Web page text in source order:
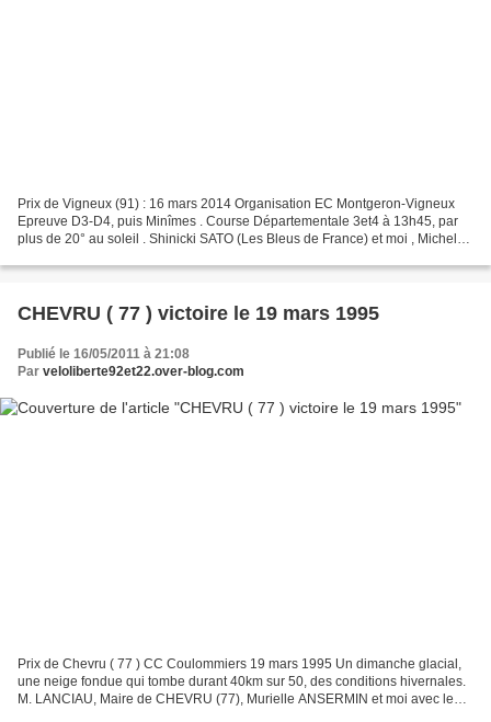
Prix de Vigneux (91) : 16 mars 2014 Organisation EC Montgeron-Vigneux
Epreuve D3-D4, puis Minîmes . Course Départementale 3et4 à 13h45, par
plus de 20° au soleil . Shinicki SATO (Les Bleus de France) et moi , Michel
CHEVRU ( 77 ) victoire le 19 mars 1995
Publié le 16/05/2011 à 21:08
Par veloliberte92et22.over-blog.com
Prix de Chevru ( 77 ) CC Coulommiers 19 mars 1995 Un dimanche glacial,
une neige fondue qui tombe durant 40km sur 50, des conditions hivernales.
M. LANCIAU, Maire de CHEVRU (77), Murielle ANSERMIN et moi avec le